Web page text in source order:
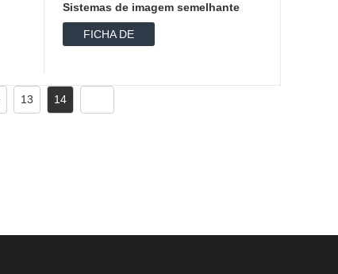
Sistemas de imagem semelhante
Pod-HP-190 （Pod aerotran...
FICHA DE
13 14